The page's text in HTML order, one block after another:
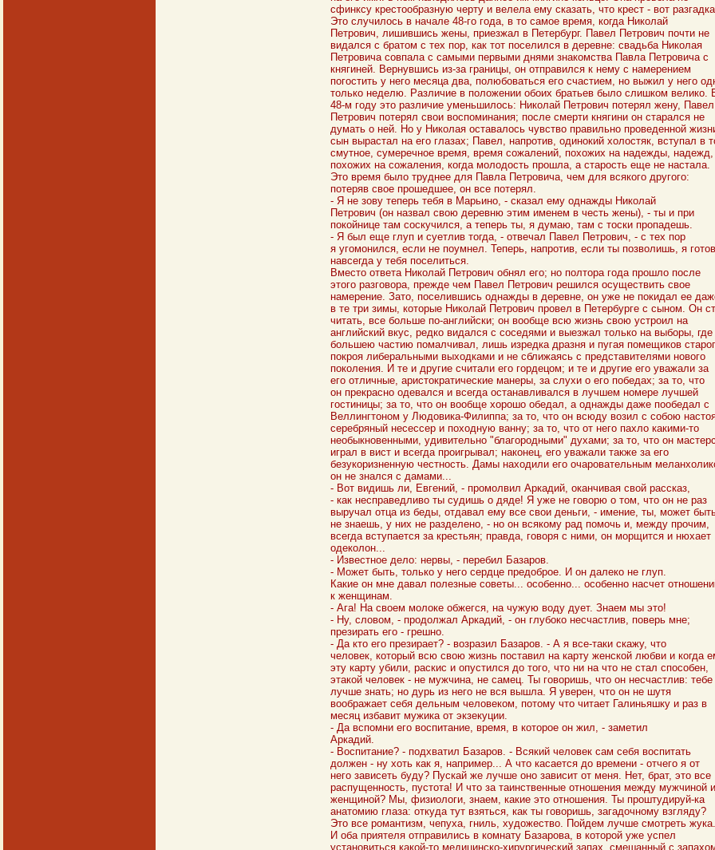
сфинксу крестообразную черту и велела ему сказать, что крест - вот
Это случилось в начале 48-го года, в то самое время, когда Николай
Петрович, лишившись жены, приезжал в Петербург. Павел Петрович почти не
видался с братом с тех пор, как тот поселился в деревне: свадьба Николая
Петровича совпала с самыми первыми днями знакомства Павла Петровича с
княгиней. Вернувшись из-за границы, он отправился к нему с намерением
погостить у него месяца два, полюбоваться его счастием, но выжил у него
только неделю. Различие в положении обоих братьев было слишком велико.
48-м году это различие уменьшилось: Николай Петрович потерял жену, Павел
Петрович потерял свои воспоминания; после смерти княгини он старался не
думать о ней. Но у Николая оставалось чувство правильно проведенной
сын вырастал на его глазах; Павел, напротив, одинокий холостяк, вступал в
смутное, сумеречное время, время сожалений, похожих на надежды, надежд,
похожих на сожаления, когда молодость прошла, а старость еще не настала.
Это время было труднее для Павла Петровича, чем для всякого другого:
потеряв свое прошедшее, он все потерял.
- Я не зову теперь тебя в Марьино, - сказал ему однажды Николай
Петрович (он назвал свою деревню этим именем в честь жены), - ты и при
покойнице там соскучился, а теперь ты, я думаю, там с тоски пропадешь.
- Я был еще глуп и суетлив тогда, - отвечал Павел Петрович, - с тех пор
я угомонился, если не поумнел. Теперь, напротив, если ты позволишь, я готов
навсегда у тебя поселиться.
Вместо ответа Николай Петрович обнял его; но полтора года прошло после
этого разговора, прежде чем Павел Петрович решился осуществить свое
намерение. Зато, поселившись однажды в деревне, он уже не покидал ее
в те три зимы, которые Николай Петрович провел в Петербурге с сыном. Он
читать, все больше по-английски; он вообще всю жизнь свою устроил на
английский вкус, редко видался с соседями и выезжал только на выборы, где
большею частию помалчивал, лишь изредка дразня и пугая помещиков
покроя либеральными выходками и не сближаясь с представителями нового
поколения. И те и другие считали его гордецом; и те и другие его уважали за
его отличные, аристократические манеры, за слухи о его победах; за то, что
он прекрасно одевался и всегда останавливался в лучшем номере лучшей
гостиницы; за то, что он вообще хорошо обедал, а однажды даже пообедал с
Веллингтоном у Людовика-Филиппа; за то, что он всюду возил с собою
серебряный несессер и походную ванну; за то, что от него пахло какими-то
необыкновенными, удивительно "благородными" духами; за то, что он
играл в вист и всегда проигрывал; наконец, его уважали также за его
безукоризненную честность. Дамы находили его очаровательным
он не знался с дамами...
- Вот видишь ли, Евгений, - промолвил Аркадий, оканчивая свой рассказ,
- как несправедливо ты судишь о дяде! Я уже не говорю о том, что он не раз
выручал отца из беды, отдавал ему все свои деньги, - имение, ты, может
не знаешь, у них не разделено, - но он всякому рад помочь и, между прочим,
всегда вступается за крестьян; правда, говоря с ними, он морщится и нюхает
одеколон...
- Известное дело: нервы, - перебил Базаров.
- Может быть, только у него сердце предоброе. И он далеко не глуп.
Какие он мне давал полезные советы... особенно... особенно насчет
к женщинам.
- Ага! На своем молоке обжегся, на чужую воду дует. Знаем мы это!
- Ну, словом, - продолжал Аркадий, - он глубоко несчастлив, поверь мне;
презирать его - грешно.
- Да кто его презирает? - возразил Базаров. - А я все-таки скажу, что
человек, который всю свою жизнь поставил на карту женской любви и когда
эту карту убили, раскис и опустился до того, что ни на что не стал способен,
этакой человек - не мужчина, не самец. Ты говоришь, что он несчастлив: тебе
лучше знать; но дурь из него не вся вышла. Я уверен, что он не шутя
воображает себя дельным человеком, потому что читает Галиньяшку и раз в
месяц избавит мужика от экзекуции.
- Да вспомни его воспитание, время, в которое он жил, - заметил
Аркадий.
- Воспитание? - подхватил Базаров. - Всякий человек сам себя воспитать
должен - ну хоть как я, например... А что касается до времени - отчего я от
него зависеть буду? Пускай же лучше оно зависит от меня. Нет, брат, это все
распущенность, пустота! И что за таинственные отношения между мужчиной и
женщиной? Мы, физиологи, знаем, какие это отношения. Ты проштудируй-ка
анатомию глаза: откуда тут взяться, как ты говоришь, загадочному взгляду?
Это все романтизм, чепуха, гниль, художество. Пойдем лучше смотреть жука.
И оба приятеля отправились в комнату Базарова, в которой уже успел
установиться какой-то медицинско-хирургический запах, смешанный с